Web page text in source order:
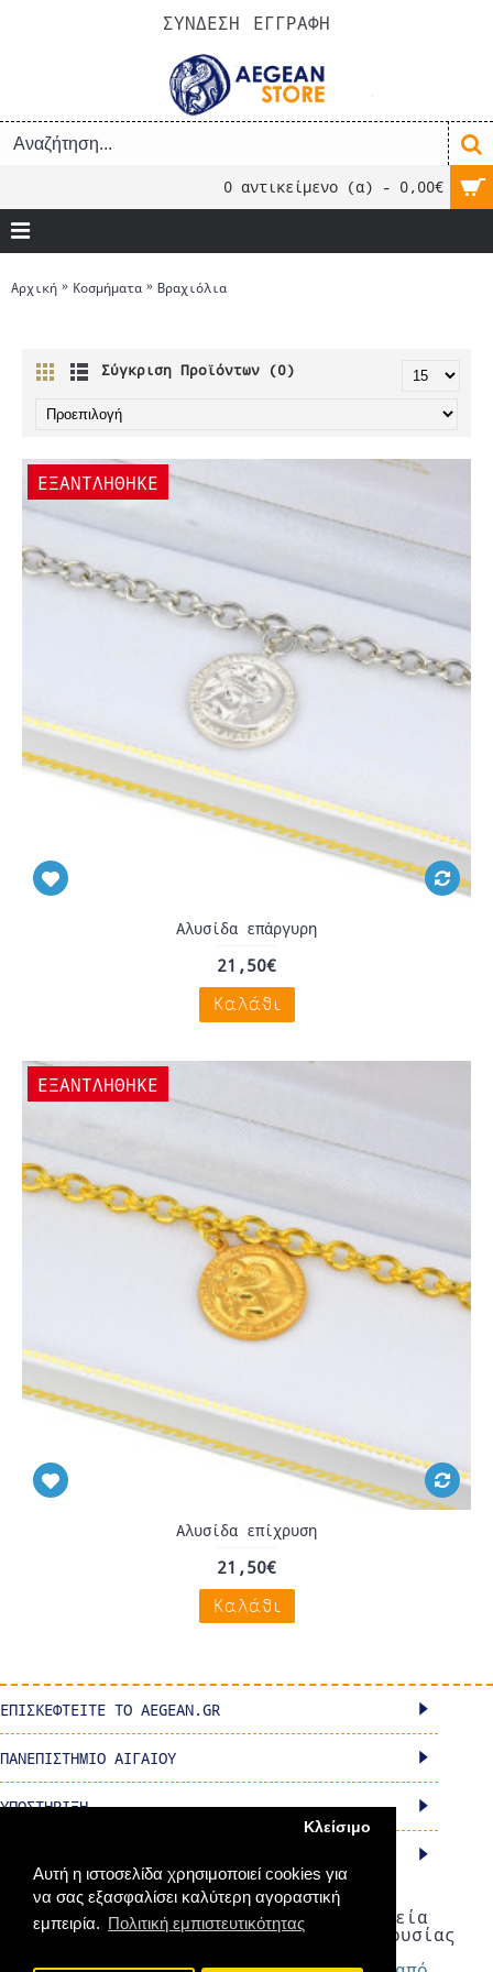
Αυτή η ιστοσελίδα χρησιμοποιεί cookies για
να σας εξασφαλίσει καλύτερη αγοραστική
εμπειρία. Πολιτική εμπιστευτικότητας
Κλείσιμο
ΣΥΝΔΕΣΗ ΕΓΓΡΑΦΗ
0 αντικείμενο (α) - 0,00€
Αρχική Κοσμήματα Βραχιόλια
Σύγκριση Προϊόντων (0)
ΕΞΑΝΤΛΗΘΗΚΕ
Αλυσίδα επάργυρη
21,50€
Καλάθι
ΕΞΑΝΤΛΗΘΗΚΕ
Αλυσίδα επίχρυση
21,50€
Καλάθι
ΕΠΙΣΚΕΦΤΕΊΤΕ ΤΟ AEGEAN.GR
ΠΑΝΕΠΙΣΤΗΜΙΟ ΑΙΓΑΙΟΥ
ΥΠΟΣΤΗΡΙΞΗ
Copyright © 2016 - 2021. Εταιρεία
Αξιοποίησης και Διαχείρισης Περιουσίας